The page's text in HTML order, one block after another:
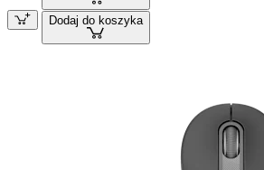
Dodaj do koszyka